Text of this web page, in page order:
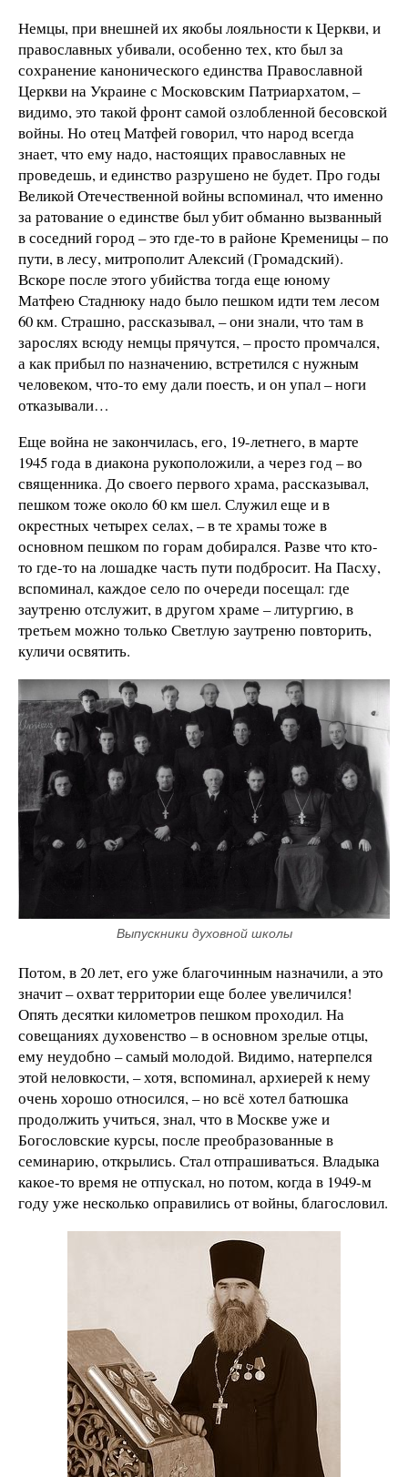
Немцы, при внешней их якобы лояльности к Церкви, и
православных убивали, особенно тех, кто был за
сохранение канонического единства Православной
Церкви на Украине с Московским Патриархатом, –
видимо, это такой фронт самой озлобленной бесовской
войны. Но отец Матфей говорил, что народ всегда
знает, что ему надо, настоящих православных не
проведешь, и единство разрушено не будет. Про годы
Великой Отечественной войны вспоминал, что именно
за ратование о единстве был убит обманно вызванный
в соседний город – это где-то в районе Кременицы – по
пути, в лесу, митрополит Алексий (Громадский).
Вскоре после этого убийства тогда еще юному
Матфею Стаднюку надо было пешком идти тем лесом
60 км. Страшно, рассказывал, – они знали, что там в
зарослях всюду немцы прячутся, – просто промчался,
а как прибыл по назначению, встретился с нужным
человеком, что-то ему дали поесть, и он упал – ноги
отказывали…
Еще война не закончилась, его, 19-летнего, в марте
1945 года в диакона рукоположили, а через год – во
священника. До своего первого храма, рассказывал,
пешком тоже около 60 км шел. Служил еще и в
окрестных четырех селах, – в те храмы тоже в
основном пешком по горам добирался. Разве что кто-
то где-то на лошадке часть пути подбросит. На Пасху,
вспоминал, каждое село по очереди посещал: где
заутреню отслужит, в другом храме – литургию, в
третьем можно только Светлую заутреню повторить,
куличи освятить.
Выпускники духовной школы
Потом, в 20 лет, его уже благочинным назначили, а это
значит – охват территории еще более увеличился!
Опять десятки километров пешком проходил. На
совещаниях духовенство – в основном зрелые отцы,
ему неудобно – самый молодой. Видимо, натерпелся
этой неловкости, – хотя, вспоминал, архиерей к нему
очень хорошо относился, – но всё хотел батюшка
продолжить учиться, знал, что в Москве уже и
Богословские курсы, после преобразованные в
семинарию, открылись. Стал отпрашиваться. Владыка
какое-то время не отпускал, но потом, когда в 1949-м
году уже несколько оправились от войны, благословил.